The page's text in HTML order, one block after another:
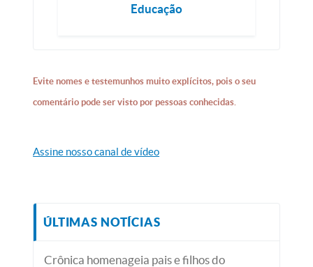
Educação
Evite nomes e testemunhos muito explícitos, pois o seu
comentário pode ser visto por pessoas conhecidas.
Assine nosso canal de vídeo
ÚLTIMAS NOTÍCIAS
Crônica homenageia pais e filhos do